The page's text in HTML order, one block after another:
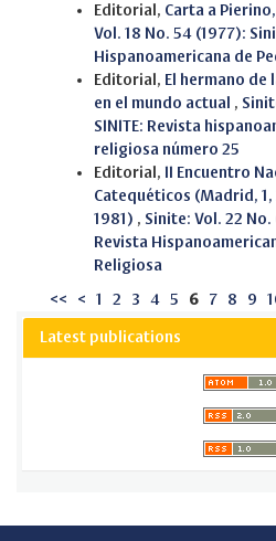
Editorial, Carta a
Vol. 18 No. 54 (1977):
Hispanoamericana de
Editorial, El hermano de
en el mundo actual ,
SINITE: Revista
religiosa número 25
Editorial, II Encuentro
Catequéticos (Madrid,
1981) , Sinite: Vol. 22
Revista
Religiosa
<< < 1 2 3 4 5 6 7 8 9
Latest publications